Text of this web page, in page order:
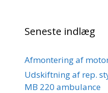
Seneste indlæg
Afmontering af
Udskiftning af rep.
MB 220 ambulance